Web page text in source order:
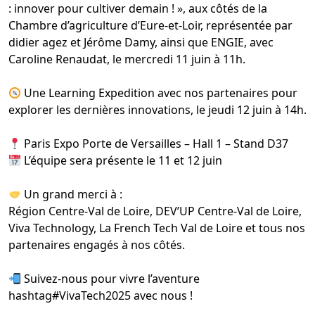
: innover pour cultiver demain ! », aux côtés de la
Chambre d’agriculture d’Eure-et-Loir, représentée par
didier agez et Jérôme Damy, ainsi que ENGIE, avec
Caroline Renaudat, le mercredi 11 juin à 11h.
Une Learning Expedition avec nos partenaires pour
explorer les dernières innovations, le jeudi 12 juin à 14h.
Paris Expo Porte de Versailles – Hall 1 – Stand D37
L’équipe sera présente le 11 et 12 juin
Un grand merci à :
Région Centre-Val de Loire, DEV’UP Centre-Val de Loire,
Viva Technology, La French Tech Val de Loireet tous nos
partenaires engagés à nos côtés.
Suivez-nous pour vivre l’aventure
hashtag#VivaTech2025avec nous !